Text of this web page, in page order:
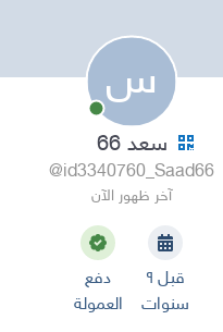
س
سعد 66
@id3340760_Saad66
آخر ظهور الآن
قبل ٩
سنوات
دفع
العمولة